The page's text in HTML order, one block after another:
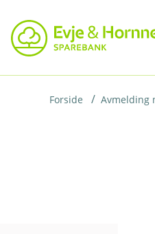
Forside Avmelding